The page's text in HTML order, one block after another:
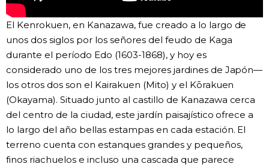
Avisos
El Kenrokuen, en Kanazawa, fue creado a lo largo de
unos dos siglos por los señores del feudo de Kaga
durante el período Edo (1603-1868), y hoy es
considerado uno de los tres mejores jardines de Japón—
los otros dos son el Kairakuen (Mito) y el Kōrakuen
(Okayama). Situado junto al castillo de Kanazawa cerca
del centro de la ciudad, este jardín paisajístico ofrece a
lo largo del año bellas estampas en cada estación. El
terreno cuenta con estanques grandes y pequeños,
finos riachuelos e incluso una cascada que parece